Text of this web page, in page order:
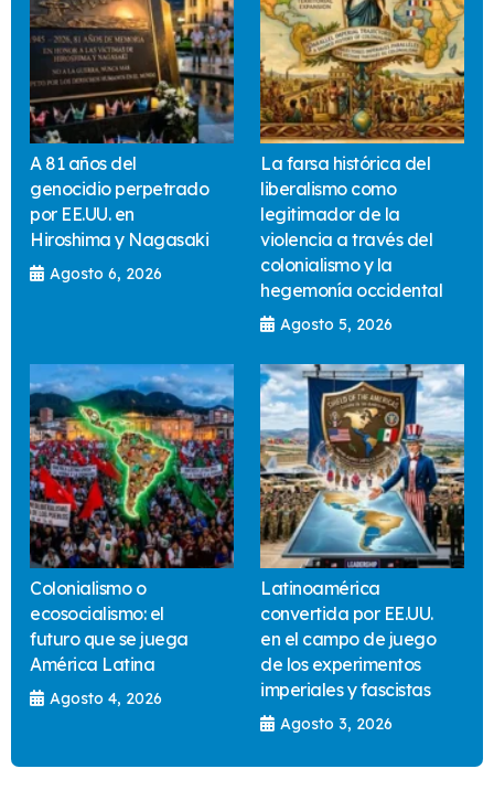
A 81 años del
genocidio perpetrado
por EE.UU. en
Hiroshima y Nagasaki
Agosto 6, 2026
La farsa histórica del
liberalismo como
legitimador de la
violencia a través del
colonialismo y la
hegemonía occidental
Agosto 5, 2026
Colonialismo o
ecosocialismo: el
futuro que se juega
América Latina
Agosto 4, 2026
Latinoamérica
convertida por EE.UU.
en el campo de juego
de los experimentos
imperiales y fascistas
Agosto 3, 2026